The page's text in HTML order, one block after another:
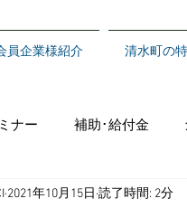
員企業様紹介 清水町の
ナー 補助･給付金
2021年10月15日 読了時間: 2分